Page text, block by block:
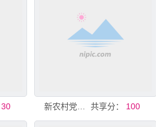
30 共享分： 100